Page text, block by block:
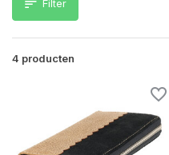
Filter
4 producten